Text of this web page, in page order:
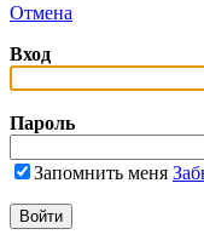
Отмена
Вход
Пароль
Запомнить меня